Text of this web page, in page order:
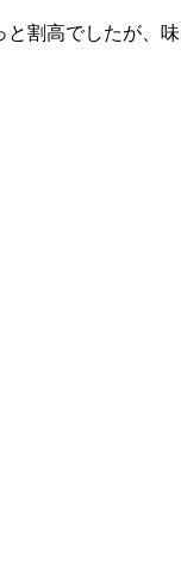
割高でしたが、味